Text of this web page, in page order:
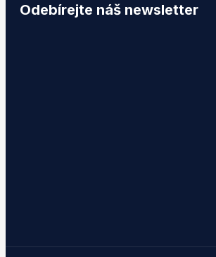
Odebírejte náš newsletter